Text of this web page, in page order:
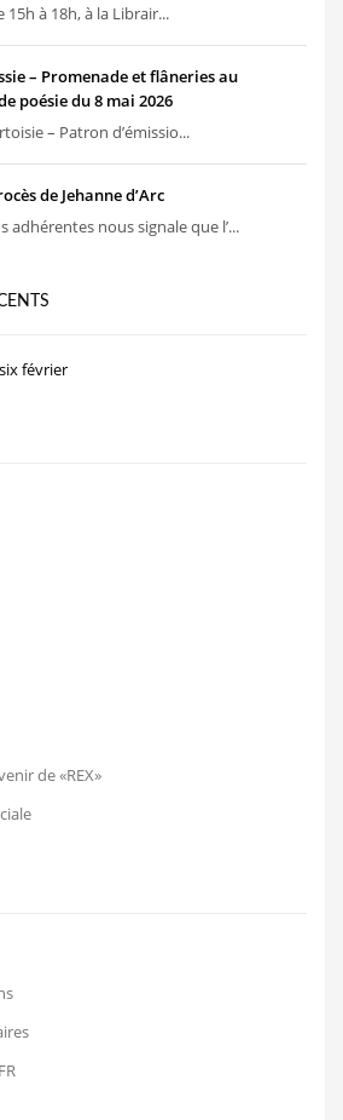
15h à 18h, à la Librair...
– Promenade et flâneries au
poésie du 8 mai 2026
– Patron d’émissio...
de Jehanne d’Arc
adhérentes nous signale que l’...
février
de «REX»